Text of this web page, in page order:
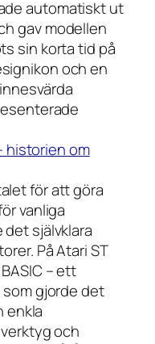
automatiskt ut
gav modellen
sin korta tid på
och en
historien om
för att göra
vanliga
självklara
På Atari ST
– ett
gjorde det
enkla
och